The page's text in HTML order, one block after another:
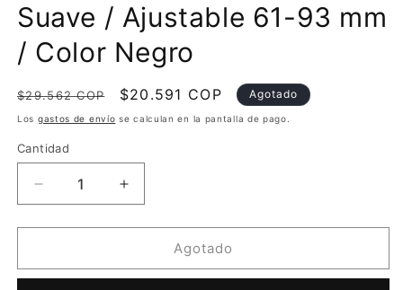
Suave / Ajustable 61-93 mm
/ Color Negro
Precio
habitual
$29.562 COP
Precio
de
$20.591 COP Agotado
Los gastos de envío se calculan en la pantalla de pago.
Cantidad
Reducir
cantidad
para
de
Aumentar
cantidad
para
Soporte
de
Agotado